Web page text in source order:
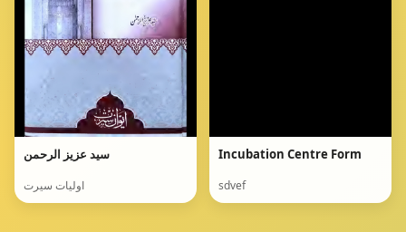
سید عزیز الرحمن
اولیات سیرت
Incubation Centre Form
sdvef